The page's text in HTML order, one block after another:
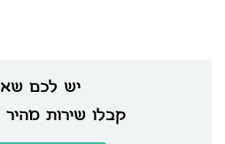
יש לכם
קבלו שירות